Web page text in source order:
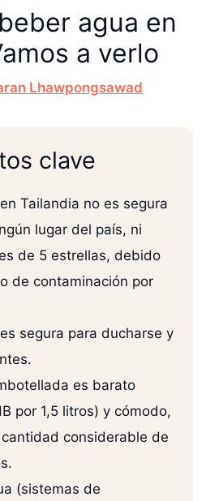
agua en
a verlo
Lhawpongsawad
clave
Tailandia no es segura
lugar del país, ni
de 5 estrellas, debido
de contaminación por
segura para ducharse y
es barato
por 1,5 litros) y cómodo,
considerable de
(sistemas de